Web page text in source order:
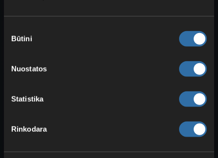
pasirinkimas
Būtini
Nuostatos
Statistika
Rinkodara
ginklų tobulinimuiar